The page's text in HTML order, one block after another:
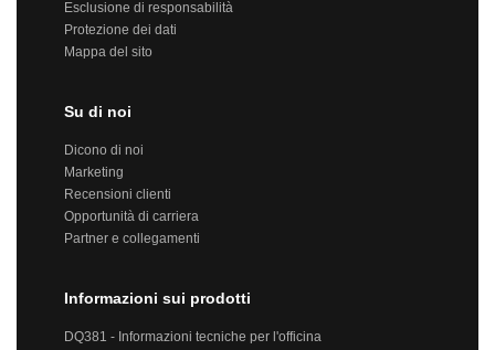
Esclusione di responsabilità
Protezione dei dati
Mappa del sito
Su di noi
Dicono di noi
Marketing
Recensioni clienti
Opportunità di carriera
Partner e collegamenti
Informazioni sui prodotti
DQ381 - Informazioni tecniche per l'officina